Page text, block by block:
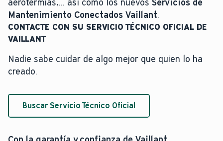
aerotermias,... así como los nuevos Servicios de
Mantenimiento Conectados Vaillant.
CONTACTE CON SU SERVICIO TÉCNICO OFICIAL DE
VAILLANT
Nadie sabe cuidar de algo mejor que quien lo ha
creado.
Buscar Servicio Técnico Oficial